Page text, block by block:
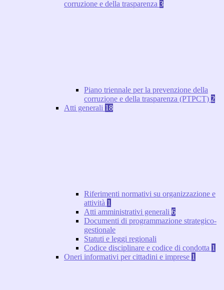
corruzione e della trasparenza 3
Piano triennale per la prevenzione della
corruzione e della trasparenza (PTPCT) 2
Atti generali 18
Riferimenti normativi su organizzazione e
attività 1
Atti amministrativi generali 6
Documenti di programmazione strategico-
gestionale
Statuti e leggi regionali
Codice disciplinare e codice di condotta 1
Oneri informativi per cittadini e imprese 1